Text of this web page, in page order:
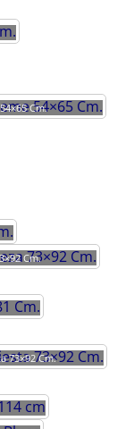
Cm.
Cm.
73×92 Cm.